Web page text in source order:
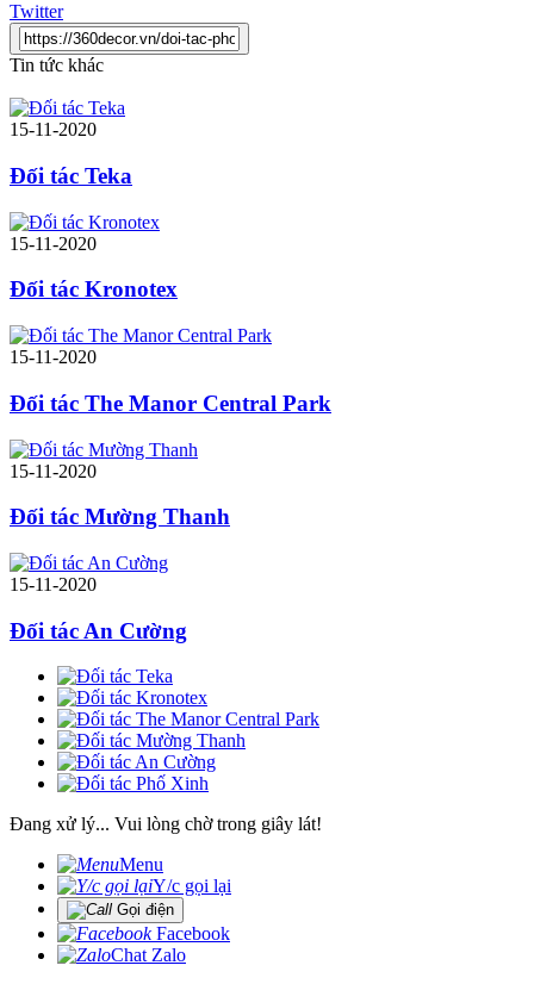
Twitter
Tin tức khác
15-11-2020
Đối tác Teka
15-11-2020
Đối tác Kronotex
15-11-2020
Đối tác The Manor Central Park
15-11-2020
Đối tác Mường Thanh
15-11-2020
Đối tác An Cường
Đang xử lý... Vui lòng chờ trong giây lát!
Menu
Y/c gọi lại
Gọi điện
Facebook
Chat Zalo